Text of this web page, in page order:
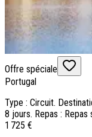
Offre spéciale
Portugal
Type : Circuit.
8 jours. Repas :
1 725 €